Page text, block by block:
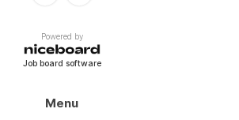
Powered by
Job board software
Menu